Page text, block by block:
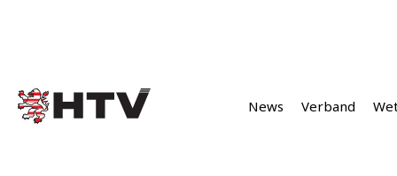
News Verband